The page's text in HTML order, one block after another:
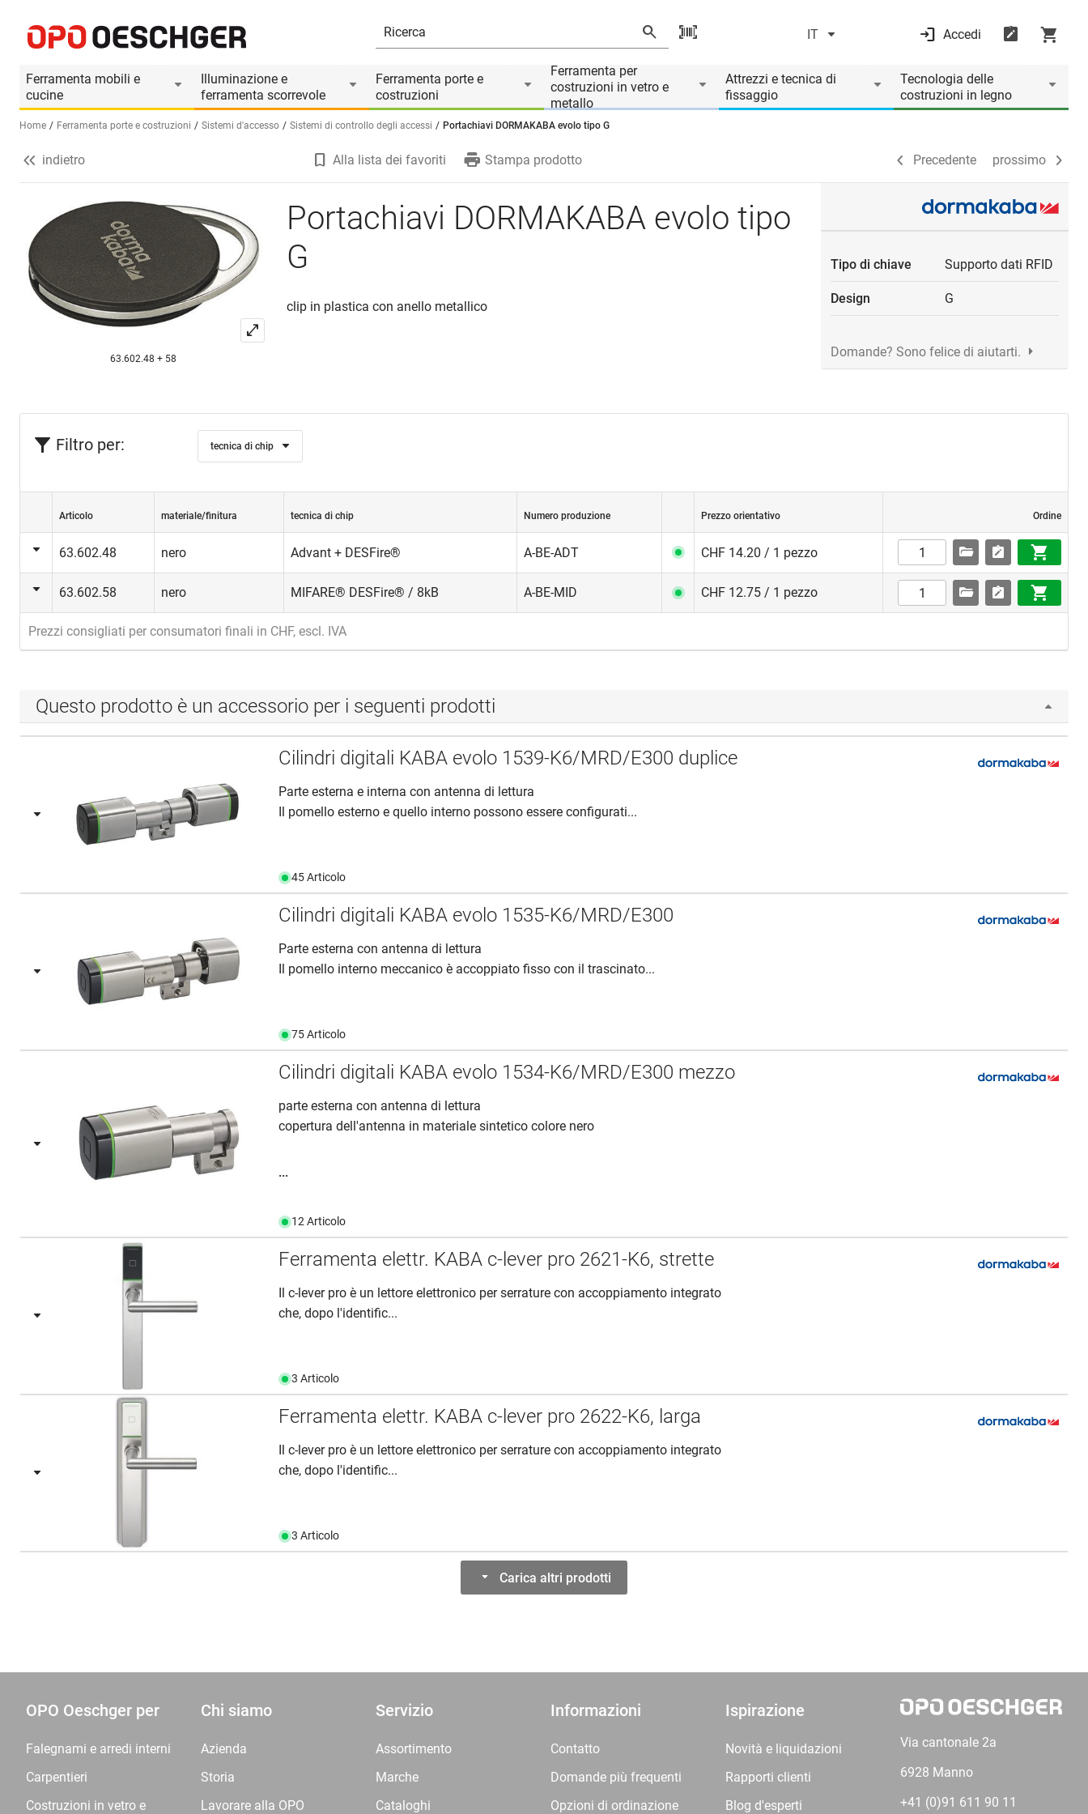
IT Accedi
Ferramenta mobili e
cucine
Illuminazione e
ferramenta scorrevole
Ferramenta porte e
costruzioni
Ferramenta per
costruzioni in vetro e
metallo
Attrezzi e tecnica di
fissaggio
Tecnologia delle
costruzioni in legno
Seleziona una lingua (IT)
Home Ferramenta porte e costruzioni Sistemi d'accesso Sistemi di controllo degli accessi Portachiavi DORMAKABA evolo tipo G
Informazioni prodotto
Il prodotto è accessorio di Precedente prossimo
indietro Alla lista dei favoriti Stampa prodotto Precedente prossimo
63.602.48 + 58
Portachiavi DORMAKABA evolo tipo
G
clip in plastica con anello metallico
Tipo di chiave Supporto dati RFID
Design G
Domande? Sono felice di aiutarti.
Filtro per: tecnica di chip
Articolo materiale/finitura tecnica di chip Numero produzione Prezzo orientativo Ordine
63.602.48 nero Advant + DESFire® A-BE-ADT CHF 14.20 / 1 pezzo
63.602.58 nero MIFARE® DESFire® / 8kB A-BE-MID CHF 12.75 / 1 pezzo
Prezzi consigliati per consumatori finali in CHF, escl. IVA
Questo prodotto è un accessorio per i seguenti prodotti
Cilindri digitali KABA evolo 1539-K6/MRD/E300 duplice
Parte esterna e interna con antenna di lettura
Il pomello esterno e quello interno possono essere configurati...
45 Articolo
Cilindri digitali KABA evolo 1535-K6/MRD/E300
Parte esterna con antenna di lettura
Il pomello interno meccanico è accoppiato fisso con il trascinato...
75 Articolo
Cilindri digitali KABA evolo 1534-K6/MRD/E300 mezzo
parte esterna con antenna di lettura
copertura dell'antenna in materiale sintetico colore nero
...
12 Articolo
Ferramenta elettr. KABA c-lever pro 2621-K6, strette
Il c-lever pro è un lettore elettronico per serrature con accoppiamento integrato
che, dopo l'identific...
3 Articolo
Ferramenta elettr. KABA c-lever pro 2622-K6, larga
Il c-lever pro è un lettore elettronico per serrature con accoppiamento integrato
che, dopo l'identific...
3 Articolo
Carica altri prodotti
OPO Oeschger per
Falegnami e arredi interni
Carpentieri
Costruzioni in vetro e
Chi siamo
Azienda
Storia
Lavorare alla OPO
Servizio
Assortimento
Marche
Cataloghi
Informazioni
Contatto
Domande più frequenti
Opzioni di ordinazione
Ispirazione
Novità e liquidazioni
Rapporti clienti
Blog d'esperti
Via cantonale 2a
6928 Manno
+41 (0)91 611 90 11